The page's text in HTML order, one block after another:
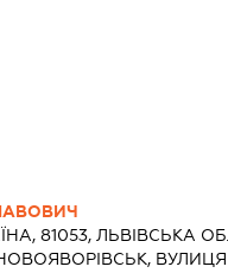
81053, ЛЬВІВСЬКА
ВУЛИЦЯ